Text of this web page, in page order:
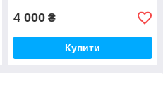
4 000 ₴
Купити